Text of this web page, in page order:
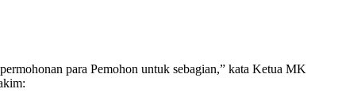
para Pemohon untuk sebagian,” kata Ketua MK